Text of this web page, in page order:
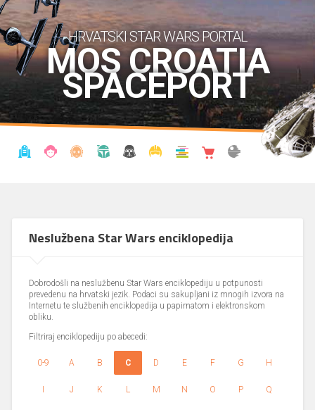
HRVATSKI STAR WARS PORTAL
MOS CROATIA
SPACEPORT
Neslužbena Star Wars enciklopedija
Dobrodošli na neslužbenu Star Wars enciklopediju u potpunosti
prevedenu na hrvatski jezik. Podaci su sakupljani iz mnogih izvora na
Internetu te službenih enciklopedija u papirnatom i elektronskom
obliku.
Filtriraj enciklopediju po abecedi:
0-9 A B C D E F G H
I J K L M N O P Q